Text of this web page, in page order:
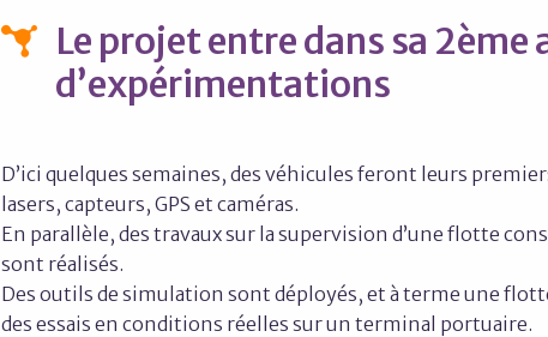
Le projet entre dans sa 2ème
d’expérimentations
D’ici quelques semaines, des véhicules feront leurs
lasers, capteurs, GPS et caméras.
En parallèle, des travaux sur la supervision d’une flotte
sont réalisés.
Des outils de simulation sont déployés, et à terme une
des essais en conditions réelles sur un terminal portuaire.